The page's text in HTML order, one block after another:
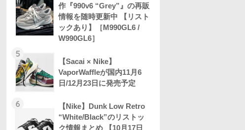
作『990v6 “Grey”』の再販
情報を随時更新中 【リスト
ックあり】［M990GL6 /
W990GL6］
5
【Sacai × Nike】
VaporWaffleが国内11月6
日/12月23日に発売予定
6
【Nike】Dunk Low Retro
“White/Black”のリストッ
ク情報まとめ 【10月17日